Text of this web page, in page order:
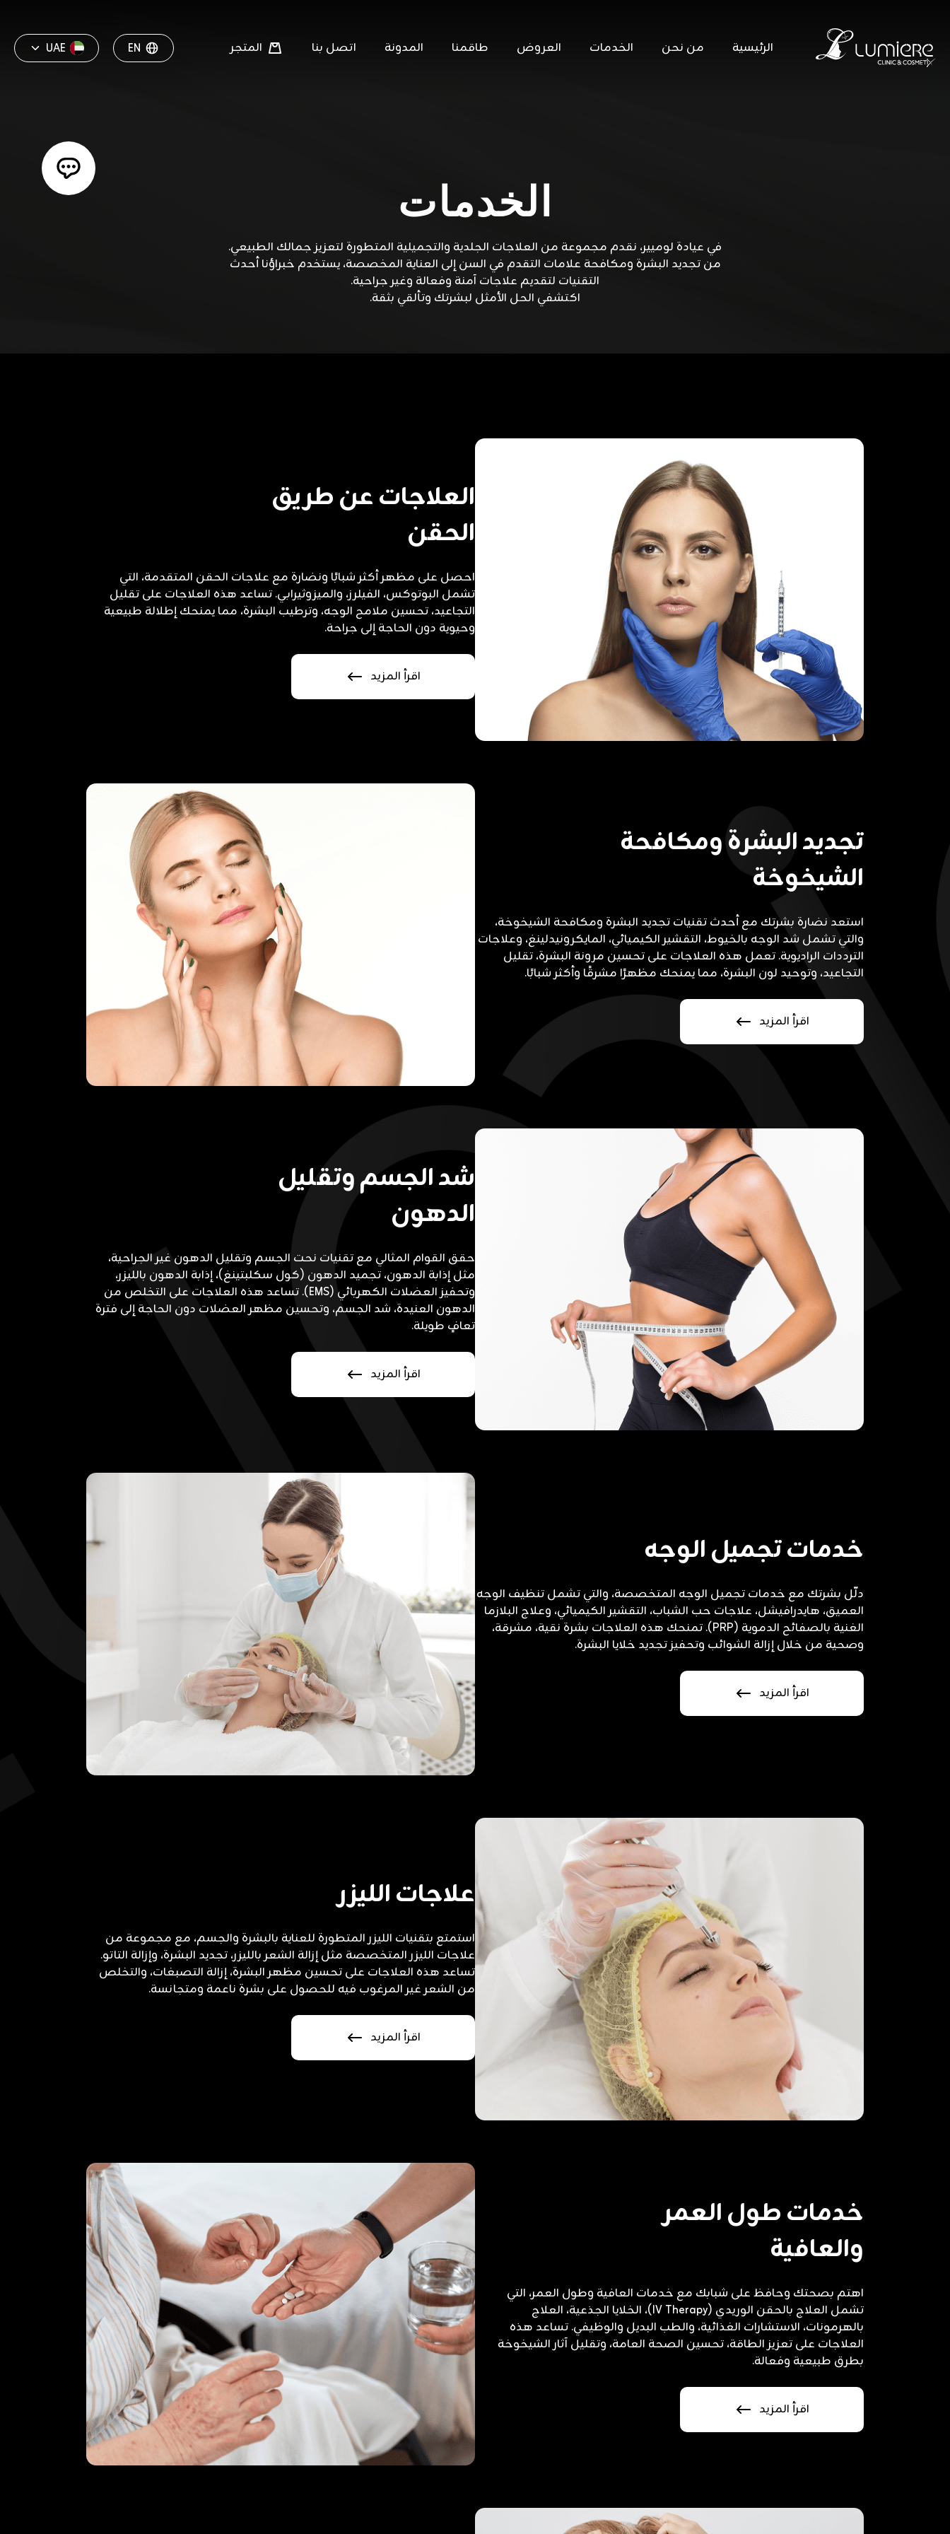
الرئيسية من نحن الخدمات العروض طاقمنا المدونة اتصل بنا المتجر EN
UAE
الخدمات
في عيادة لوميير، نقدم مجموعة من العلاجات الجلدية والتجميلية المتطورة لتعزيز جمالك الطبيعي.
من تجديد البشرة ومكافحة علامات التقدم في السن إلى العناية المخصصة، يستخدم خبراؤنا أحدث
التقنيات لتقديم علاجات آمنة وفعالة وغير جراحية.
اكتشفي الحل الأمثل لبشرتك وتألقي بثقة.
العلاجات عن طريق
الحقن
احصل على مظهر أكثر شبابًا ونضارة مع علاجات الحقن المتقدمة، التي
تشمل البوتوكس، الفيلرز، والميزوثيرابي. تساعد هذه العلاجات على تقليل
التجاعيد، تحسين ملامح الوجه، وترطيب البشرة، مما يمنحك إطلالة طبيعية
وحيوية دون الحاجة إلى جراحة.
اقرأ المزيد
تجديد البشرة ومكافحة
الشيخوخة
استعد نضارة بشرتك مع أحدث تقنيات تجديد البشرة ومكافحة الشيخوخة،
والتي تشمل شد الوجه بالخيوط، التقشير الكيميائي، المايكرونيدلينغ، وعلاجات
الترددات الراديوية. تعمل هذه العلاجات على تحسين مرونة البشرة، تقليل
التجاعيد، وتوحيد لون البشرة، مما يمنحك مظهرًا مشرقًا وأكثر شبابًا.
اقرأ المزيد
شد الجسم وتقليل
الدهون
حقق القوام المثالي مع تقنيات نحت الجسم وتقليل الدهون غير الجراحية،
مثل إذابة الدهون، تجميد الدهون (كول سكلبتينغ)، إذابة الدهون بالليزر،
وتحفيز العضلات الكهربائي (EMS). تساعد هذه العلاجات على التخلص من
الدهون العنيدة، شد الجسم، وتحسين مظهر العضلات دون الحاجة إلى فترة
تعافٍ طويلة.
اقرأ المزيد
خدمات تجميل الوجه
دلّل بشرتك مع خدمات تجميل الوجه المتخصصة، والتي تشمل تنظيف الوجه
العميق، هايدرافيشل، علاجات حب الشباب، التقشير الكيميائي، وعلاج البلازما
الغنية بالصفائح الدموية (PRP). تمنحك هذه العلاجات بشرة نقية، مشرقة،
وصحية من خلال إزالة الشوائب وتحفيز تجديد خلايا البشرة.
اقرأ المزيد
علاجات الليزر
استمتع بتقنيات الليزر المتطورة للعناية بالبشرة والجسم، مع مجموعة من
علاجات الليزر المتخصصة مثل إزالة الشعر بالليزر، تجديد البشرة، وإزالة التاتو.
تساعد هذه العلاجات على تحسين مظهر البشرة، إزالة التصبغات، والتخلص
من الشعر غير المرغوب فيه للحصول على بشرة ناعمة ومتجانسة.
اقرأ المزيد
خدمات طول العمر
والعافية
اهتم بصحتك وحافظ على شبابك مع خدمات العافية وطول العمر، التي
تشمل العلاج بالحقن الوريدي (IV Therapy)، الخلايا الجذعية، العلاج
بالهرمونات، الاستشارات الغذائية، والطب البديل والوظيفي. تساعد هذه
العلاجات على تعزيز الطاقة، تحسين الصحة العامة، وتقليل آثار الشيخوخة
بطرق طبيعية وفعالة.
اقرأ المزيد